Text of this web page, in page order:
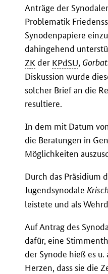
Anträge der
Problematik
Synodenpapiere
dahingehend
ZK der KPdSU,
Diskussion wurde
solcher Brief an die
resultiere.
In dem mit Datum
die Beratungen in
Möglichkeiten
Durch das Präsidium
Jugendsynodale
leistete und als
Auf Antrag des
dafür, eine
der Synode hieß es
Herzen, dass sie die